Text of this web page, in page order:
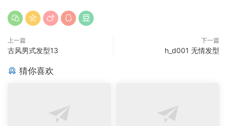
上一篇
古风男式发型13
下一篇
h_d001 无情发型
猜你喜欢